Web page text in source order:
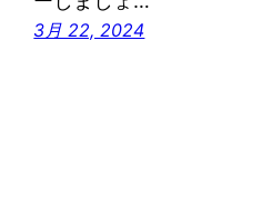
3月 22, 2024